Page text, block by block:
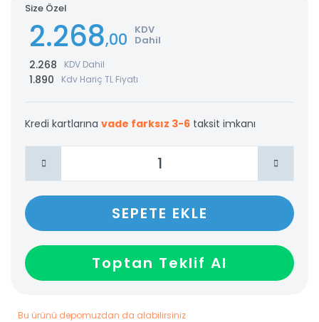
Size Özel
2.268,00 KDV
Dahil
2.268 KDV Dahil
1.890 Kdv Hariç TL Fiyatı
Kredi kartlarına vade farksız 3-6 taksit imkanı
SEPETE EKLE
Toptan Teklif Al
Bu ürünü depomuzdan da alabilirsiniz